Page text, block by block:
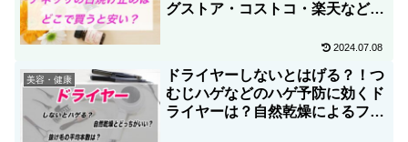
グストア・コストコ・楽天などか
2024.07.08
美容・健康
ドライヤーしないとはげる？！つ
むじハゲなどのハゲ予防に効くド
ライヤーは？自然乾燥によるフケ